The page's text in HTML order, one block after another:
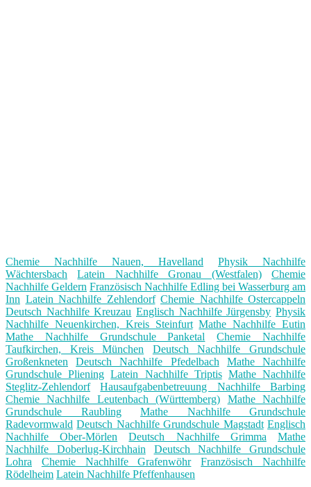
Chemie Nachhilfe Nauen, Havelland
Physik Nachhilfe
Wächtersbach
Latein Nachhilfe Gronau (Westfalen)
Chemie
Nachhilfe Geldern Französisch Nachhilfe Edling bei Wasserburg am
Inn Latein Nachhilfe Zehlendorf Chemie Nachhilfe Ostercappeln
Deutsch Nachhilfe Kreuzau Englisch Nachhilfe Jürgensby Physik
Nachhilfe Neuenkirchen, Kreis Steinfurt Mathe Nachhilfe Eutin
Mathe Nachhilfe Grundschule Panketal
Chemie Nachhilfe
Taufkirchen, Kreis München
Deutsch Nachhilfe Grundschule
Großenkneten
Deutsch Nachhilfe Pfedelbach
Mathe Nachhilfe
Grundschule Pliening Latein Nachhilfe Triptis Mathe Nachhilfe
Steglitz-Zehlendorf
Hausaufgabenbetreuung Nachhilfe Barbing
Chemie Nachhilfe Leutenbach (Württemberg)
Mathe Nachhilfe
Grundschule Raubling
Mathe Nachhilfe Grundschule
Radevormwald Deutsch Nachhilfe Grundschule Magstadt Englisch
Nachhilfe Ober-Mörlen
Deutsch Nachhilfe Grimma
Mathe
Nachhilfe Doberlug-Kirchhain
Deutsch Nachhilfe Grundschule
Lohra
Chemie Nachhilfe Grafenwöhr
Französisch Nachhilfe
Rödelheim Latein Nachhilfe Pfeffenhausen